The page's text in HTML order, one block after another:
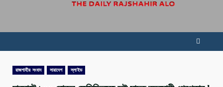
রাজশাহীর সংবাদ সারাদেশ স্লাইড